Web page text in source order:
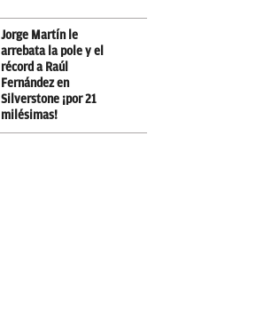
Jorge Martín le
arrebata la pole y el
récord a Raúl
Fernández en
Silverstone ¡por 21
milésimas!